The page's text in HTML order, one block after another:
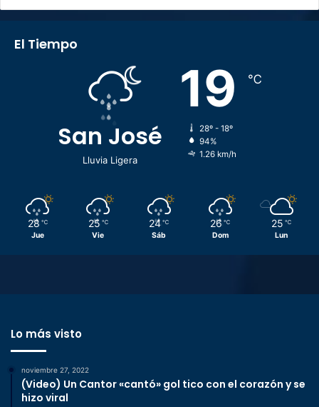
El Tiempo
San José
Lluvia Ligera
19 ℃
28º - 18º
94%
1.26 km/h
28 ℃
Jue
25 ℃
Vie
24 ℃
Sáb
26 ℃
Dom
25 ℃
Lun
Lo más visto
noviembre 27, 2022
(Video) Un Cantor «cantó» gol tico con el corazón y se
hizo viral